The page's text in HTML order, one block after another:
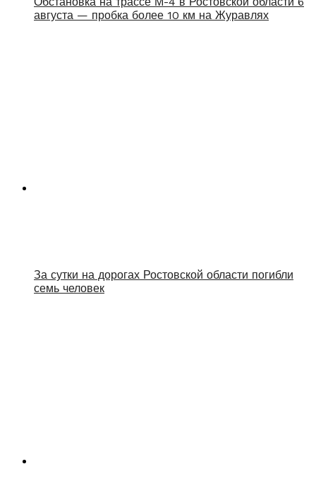
августа — пробка более 10 км на Журавлях
За сутки на дорогах Ростовской области погибли
семь человек